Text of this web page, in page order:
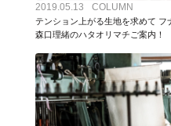
2019.05.13 COLUMN
テンション上がる生地を求めて フ
森口理緒のハタオリマチご案内！